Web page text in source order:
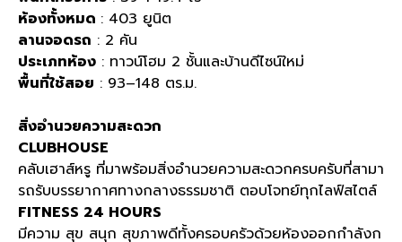
ห้องทั้งหมด : 403 ยูนิต
ลานจอดรถ : 2 คัน
ประเภทห้อง : ทาวน์โฮม 2 ชั้นและบ้านดีไซน์ใหม่
พื้นที่ใช้สอย : 93–148 ตร.ม.
สิ่งอำนวยความสะดวก
CLUBHOUSE
คลับเฮาส์หรู ที่มาพร้อมสิ่งอำนวยความสะดวกครบครับที่สามา
รถรับบรรยากาศทางกลางธรรมชาติ ตอบโจทย์ทุกไลฟ์สไตล์
FITNESS 24 HOURS
มีความ สุข สนุก สุขภาพดีทั้งครอบครัวด้วยห้องออกกำลังก